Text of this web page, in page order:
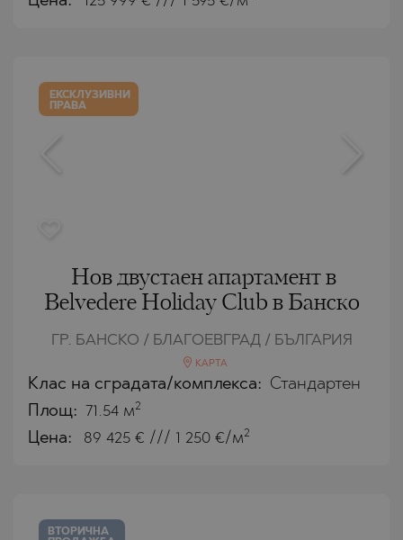
ЕКСКЛУЗИВНИ
ПРАВА
Нов двустаен апартамент в
Belvedere Holiday Club в Банско
ГР. БАНСКО / БЛАГОЕВГРАД / БЪЛГАРИЯ
КАРТА
Клас на сградата/комплекса: Стандартен
Площ: 71.54 м2
Цена: 89 425 € /// 1 250 €/м2
ВТОРИЧНА